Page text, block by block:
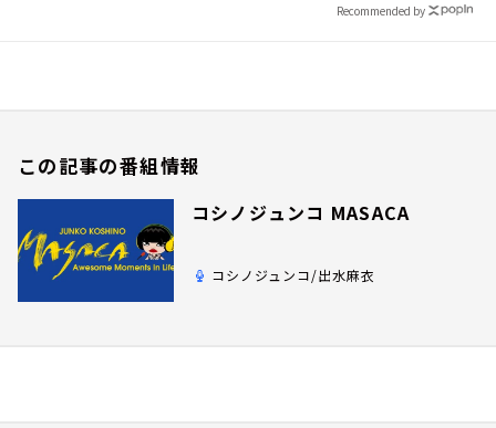
Recommended by
この記事の番組情報
コシノジュンコ MASACA
コシノジュンコ/出水麻衣